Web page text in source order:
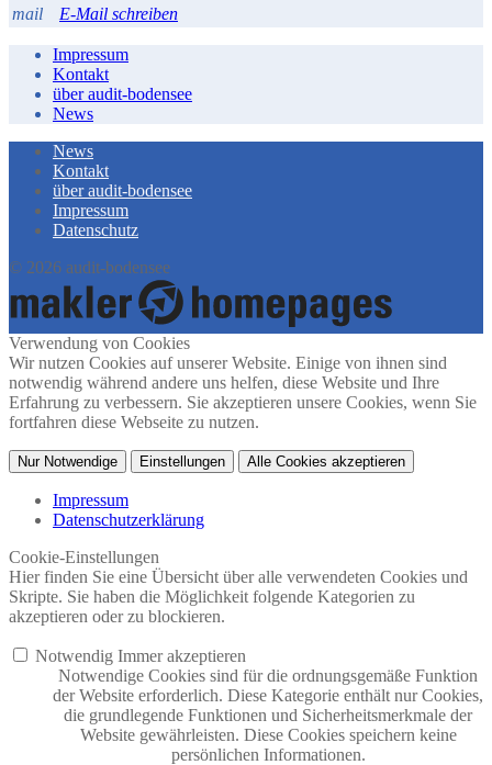
mail
E-Mail schreiben
Impressum
Kontakt
über audit-bodensee
News
News
Kontakt
über audit-bodensee
Impressum
Datenschutz
© 2026 audit-bodensee
Verwendung von Cookies
Wir nutzen Cookies auf unserer Website. Einige von ihnen sind
notwendig während andere uns helfen, diese Website und Ihre
Erfahrung zu verbessern. Sie akzeptieren unsere Cookies, wenn Sie
fortfahren diese Webseite zu nutzen.
Nur Notwendige Einstellungen Alle Cookies akzeptieren
Impressum
Datenschutzerklärung
Cookie-Einstellungen
Hier finden Sie eine Übersicht über alle verwendeten Cookies und
Skripte. Sie haben die Möglichkeit folgende Kategorien zu
akzeptieren oder zu blockieren.
Notwendig Immer akzeptieren
Notwendige Cookies sind für die ordnungsgemäße Funktion
der Website erforderlich. Diese Kategorie enthält nur Cookies,
die grundlegende Funktionen und Sicherheitsmerkmale der
Website gewährleisten. Diese Cookies speichern keine
persönlichen Informationen.